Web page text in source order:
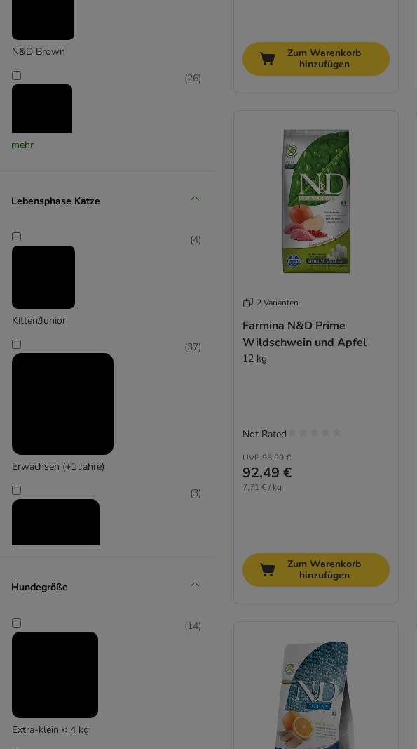
N&D Brown
(26)
N&D Quinoa
mehr
Lebensphase Katze
Kitten/Junior
(4)
Erwachsen (+1 Jahre)
(37)
(3)
Hundegröße
Extra-klein < 4 kg
(14)
Zum Warenkorb
hinzufügen
2 Varianten
Farmina N&D Prime
Wildschwein und Apfel
12 kg
UVP 98,90 €
92,49 €
7,71 € / kg
Not Rated
Zum Warenkorb
hinzufügen